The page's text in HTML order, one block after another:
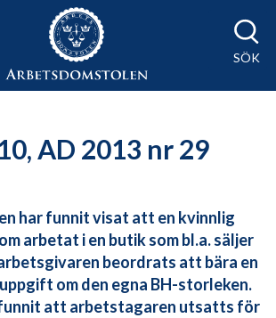
x
SÖK
AD 2013 nr 29
har funnit visat att en kvinnlig
arbetat i en butik som bl.a. säljer
beordrats att bära en
om den egna BH-storleken.
att arbetstagaren utsatts för